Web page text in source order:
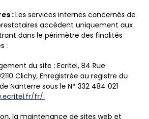
:Les services internes concernés de
accèdent uniquement aux
dans le périmètre des finalités
:
du site : Ecritel, 84 Rue
Clichy, Enregistrée au registre du
Nanterre sous le N° 332 484 021
fr/.
la maintenance de sites web et